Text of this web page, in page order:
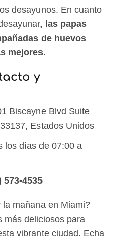
desayunos. En cuanto
las papas
de huevos
mejores.
y
Biscayne Blvd Suite
Estados Unidos
los días de 07:00 a
573-4535
mañana en Miami?
más deliciosos para
vibrante ciudad. Echa